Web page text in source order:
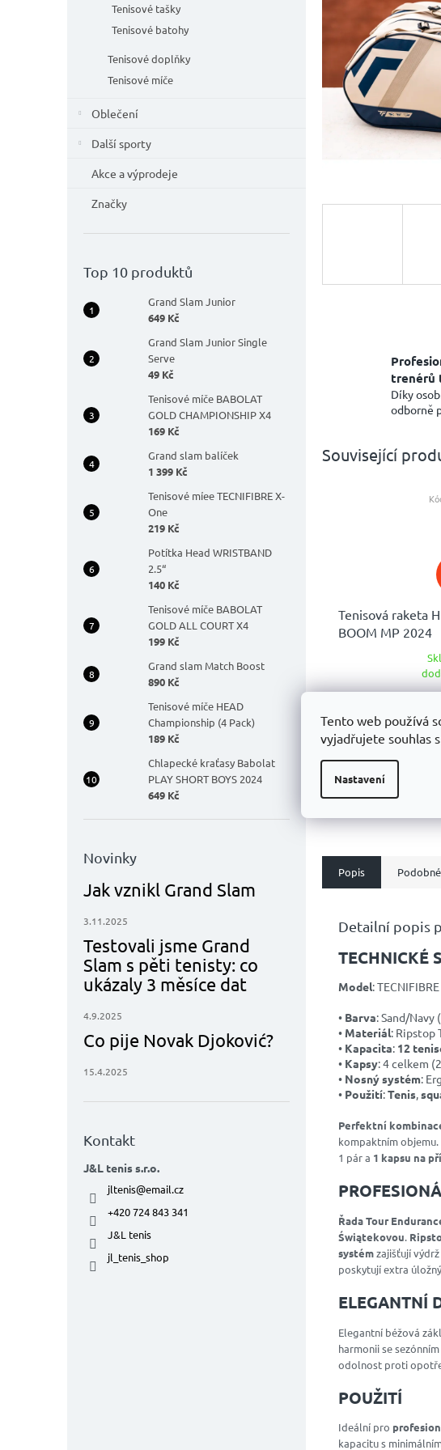
Tento web používá
vyjadřujete souhlas
Nastavení
Tenisové tašky
Tenisové batohy
Tenisové doplňky
Tenisové míče
Oblečení
Další sporty
Akce a výprodeje
Značky
Top 10 produktů
Grand Slam Junior
649 Kč
Grand Slam Junior Single
Serve
49 Kč
Tenisové míče BABOLAT
GOLD CHAMPIONSHIP X4
169 Kč
Grand slam balíček
1 399 Kč
Tenisové míee TECNIFIBRE X-
One
219 Kč
Potítka Head WRISTBAND
2.5“
140 Kč
Tenisové míče BABOLAT
GOLD ALL COURT X4
199 Kč
Grand slam Match Boost
890 Kč
Tenisové míče HEAD
Championship (4 Pack)
189 Kč
Chlapecké kraťasy Babolat
PLAY SHORT BOYS 2024
649 Kč
Novinky
Jak vznikl Grand Slam
3.11.2025
Testovali jsme Grand
Slam s pěti tenisty: co
ukázaly 3 měsíce dat
4.9.2025
Co pije Novak Djoković?
15.4.2025
Kontakt
J&L tenis s.r.o.
jltenis@email.cz
+420 724 843 341
J&L tenis
jl_tenis_shop
trenérů
Díky
odborně
Související
Tenisová raketa
BOOM MP 2024
5,0
z
5
hvězdiček.
5 299
Kč
úroveň a zažijete při
spoustu explozivní
Díky nové konstrukci
Popis
Detailní popis
TECHNICKÉ
Model:
• Barva: Sand/
• Materiál: Ripstop
• Kapacita: 12
• Kapsy: 4 celkem
• Nosný systém:
• Použití:Tenis,
Perfektní
kompaktním objemu.
1 pár a 1 kapsu na
Řada Tour
Świątekovou.
systémzajišťují
poskytují extra
ELEGANTNÍ
Elegantní béžová
harmonii se
odolnost proti
POUŽITÍ
Ideální pro
kapacitu s